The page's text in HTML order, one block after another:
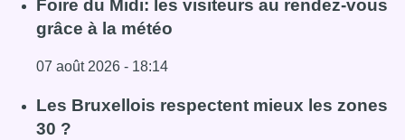
Foire du Midi: les visiteurs au rendez-vous
grâce à la météo
07 août 2026 - 18:14
Lire l'article Foire du Midi: les visiteurs au rendez-vous
Les Bruxellois respectent mieux les zones
30 ?